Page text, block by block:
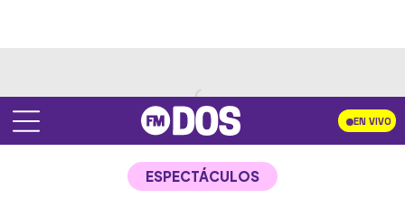
EN VIVO
ESPECTÁCULOS